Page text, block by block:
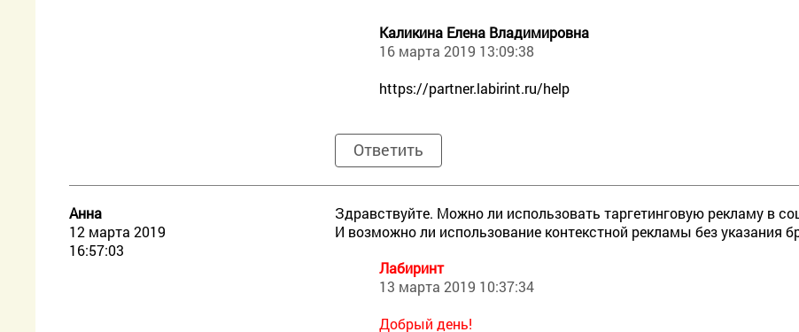
Каликина Елена Владимировна
16 марта 2019 13:09:38
https://partner.labirint.ru/help
Ответить
Анна
12 марта 2019
16:57:03
Здравствуйте. Можно ли использовать таргетинговую рекламу в
И возможно ли использование контекстной рекламы без указания
Лабиринт
13 марта 2019 10:37:34
Добрый день!